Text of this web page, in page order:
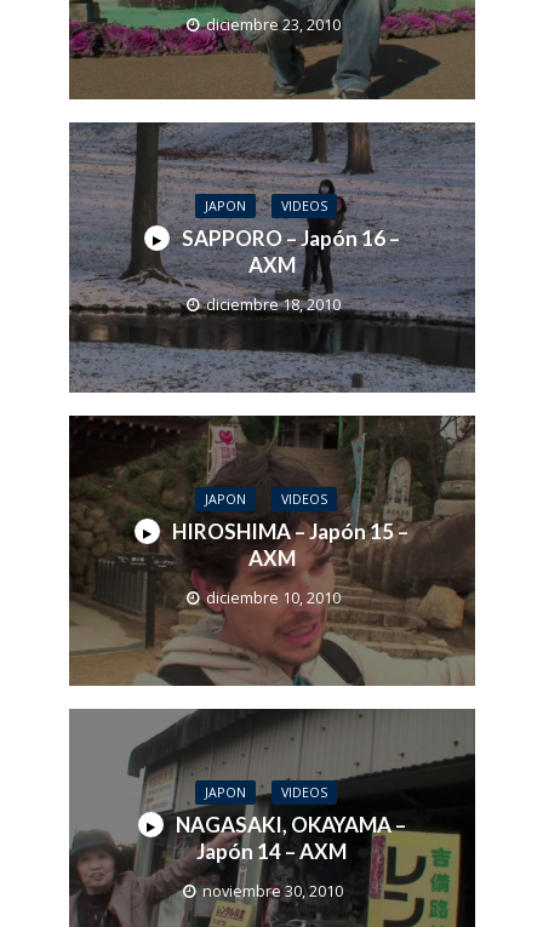
diciembre 23, 2010
JAPON VIDEOS
SAPPORO – Japón 16 –
AXM
diciembre 18, 2010
JAPON VIDEOS
HIROSHIMA – Japón 15 –
AXM
diciembre 10, 2010
JAPON VIDEOS
NAGASAKI, OKAYAMA –
Japón 14 – AXM
noviembre 30, 2010